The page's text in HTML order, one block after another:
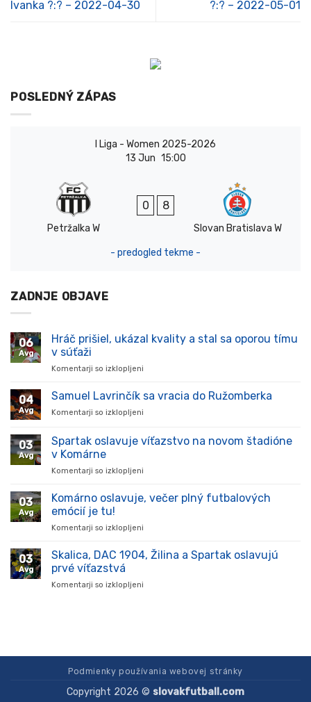
Ivanka ?:? – 2022-04-30
?:? – 2022-05-01
POSLEDNÝ ZÁPAS
I Liga - Women 2025-2026
13 Jun 15:00
Petržalka W
0 8
Slovan Bratislava W
- predogled tekme -
ZADNJE OBJAVE
06
Avg
Hráč prišiel, ukázal kvality a stal sa oporou tímu
v súťaži
Komentarji so izklopljeni
prišiel,
stal
súťaži
04
Avg
Samuel Lavrinčík sa vracia do Ružomberka
Komentarji so izklopljeni
Lavrinčík
03
Avg
Spartak oslavuje víťazstvo na novom štadióne
v Komárne
Komentarji so izklopljeni
oslavuje
v
03
Avg
Komárno oslavuje, večer plný futbalových
emócií je tu!
Komentarji so izklopljeni
oslavuje,
03
Avg
Skalica, DAC 1904, Žilina a Spartak oslavujú
prvé víťazstvá
Komentarji so izklopljeni
Spartak
oslavujú
víťazstvá
Podmienky používania webovej stránky
Copyright 2026 © slovakfutball.com